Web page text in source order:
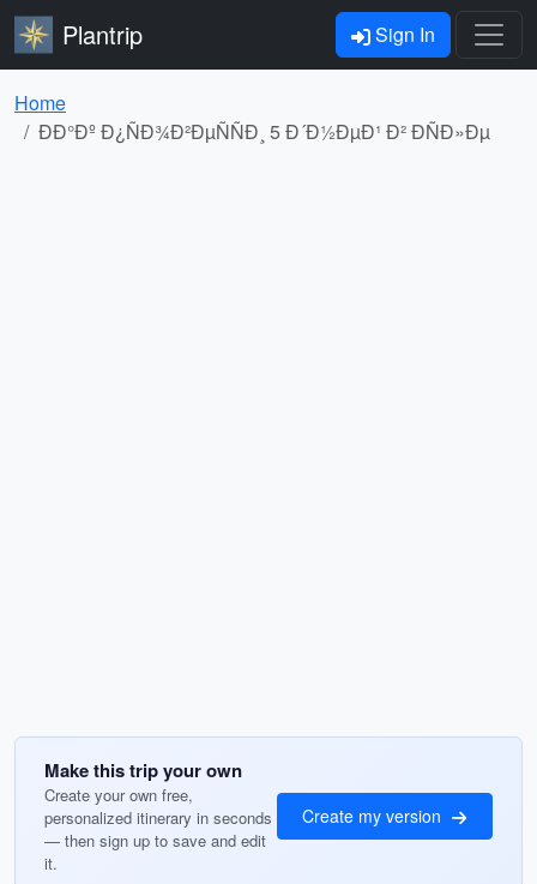
Plantrip Sign In
Home
ÐÐ°Ðº Ð¿ÑÐ¾Ð²ÐµÑÑÐ¸ 5 Ð´Ð½ÐµÐ¹ Ð² ÐÑÐ»Ðµ
Make this trip your own
Create your own free,
personalized itinerary in seconds
— then sign up to save and edit
it.
Create my version